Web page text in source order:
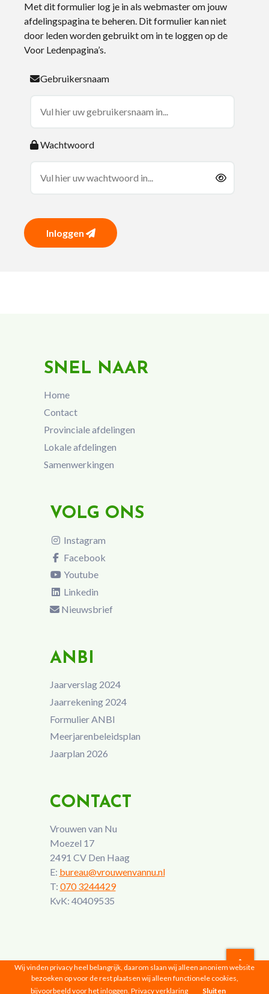
Met dit formulier log je in als webmaster om jouw
afdelingspagina te beheren. Dit formulier kan niet
door leden worden gebruikt om in te loggen op de
Voor Ledenpagina’s.
Gebruikersnaam
Wachtwoord
Inloggen
SNEL NAAR
Home
Contact
Provinciale afdelingen
Lokale afdelingen
Samenwerkingen
VOLG ONS
Instagram
Facebook
Youtube
Linkedin
Nieuwsbrief
ANBI
Jaarverslag 2024
Jaarrekening 2024
Formulier ANBI
Meerjarenbeleidsplan
Jaarplan 2026
CONTACT
Vrouwen van Nu
Moezel 17
2491 CV Den Haag
E: bureau@vrouwenvannu.nl
T: 070 3244429
KvK: 40409535
Vrouwen van Nu © 2026 |Privacyverklaring
Wij vinden privacy heel belangrijk, daarom slaan wij alleen anoniem website
bezoeken op voor de rest plaatsen wij alleen functionele cookies,
bijvoorbeeld voor het inloggen. Privacy verklaring Sluiten